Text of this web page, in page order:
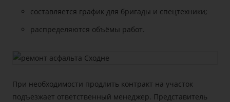
составляется график для бригады и спецтехники;
распределяются объёмы работ.
При необходимости продлить контракт на участок
подъезжает ответственный менеджер. Представитель